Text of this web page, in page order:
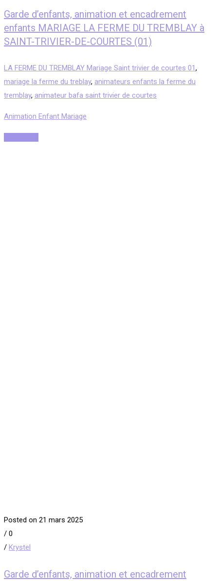
Garde d’enfants, animation et encadrement
enfants MARIAGE LA FERME DU TREMBLAY à
SAINT-TRIVIER-DE-COURTES (01)
LA FERME DU TREMBLAY Mariage Saint trivier de courtes 01,
mariage la ferme du treblay, animateurs enfants la ferme du
tremblay, animateur bafa saint trivier de courtes
Animation Enfant Mariage
Posted on 21 mars 2025
/ 0
/ Krystel
Garde d’enfants, animation et encadrement